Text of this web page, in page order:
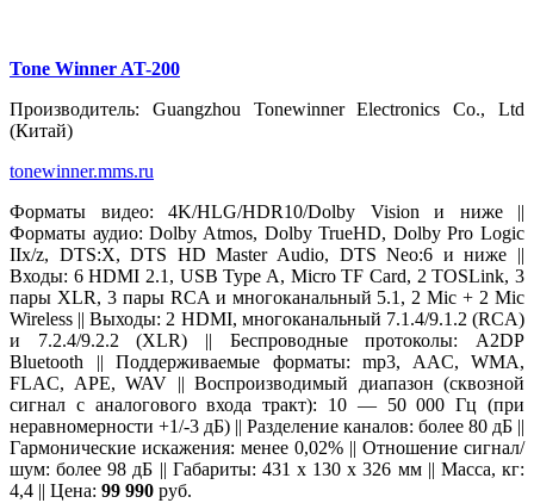
Tone Winner AT-200
Производитель: Guangzhou Tonewinner Electronics Co., Ltd
(Китай)
tonewinner.mms.ru
Форматы видео: 4K/HLG/HDR10/Dolby Vision и ниже ||
Форматы аудио: Dolby Atmos, Dolby TrueHD, Dolby Pro Logic
IIx/z, DTS:X, DTS HD Master Audio, DTS Neo:6 и ниже ||
Входы: 6 HDMI 2.1, USB Type A, Micro TF Card, 2 TOSLink, 3
пары XLR, 3 пары RCA и многоканальный 5.1, 2 Mic + 2 Mic
Wireless || Выходы: 2 HDMI, многоканальный 7.1.4/9.1.2 (RCA)
и 7.2.4/9.2.2 (XLR) || Беспроводные протоколы: A2DP
Bluetooth || Поддерживаемые форматы: mp3, AAC, WMA,
FLAC, APE, WAV || Воспроизводимый диапазон (сквозной
сигнал с аналогового входа тракт): 10 — 50 000 Гц (при
неравномерности +1/-3 дБ) || Разделение каналов: более 80 дБ ||
Гармонические искажения: менее 0,02% || Отношение сигнал/
шум: более 98 дБ || Габариты: 431 х 130 х 326 мм || Масса, кг:
4,4 || Цена: 99 990 руб.